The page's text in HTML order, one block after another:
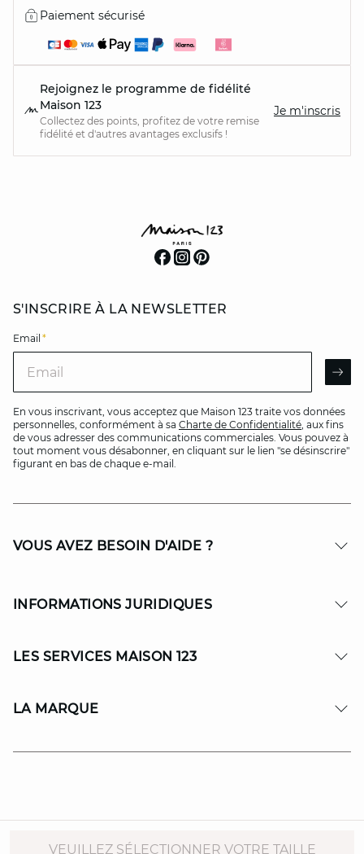
VEUILLEZ SÉLECTIONNER VOTRE TAILLE
Paiement sécurisé
Rejoignez le programme de fidélité
Maison 123
Collectez des points, profitez de votre remise
fidélité et d'autres avantages exclusifs !
Je m'inscris
S'INSCRIRE À LA NEWSLETTER
Email *
En vous inscrivant, vous acceptez que Maison 123 traite vos données
personnelles, conformément à sa Charte de Confidentialité, aux fins
de vous adresser des communications commerciales. Vous pouvez à
tout moment vous désabonner, en cliquant sur le lien "se désinscrire"
figurant en bas de chaque e-mail.
VOUS AVEZ BESOIN D'AIDE ?
INFORMATIONS JURIDIQUES
LES SERVICES MAISON 123
LA MARQUE
© Copyright 2026 MAISON 123. All Rights reserved.